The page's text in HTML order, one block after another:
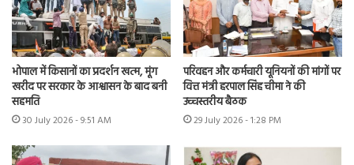
भोपाल में किसानों का प्रदर्शन खत्म, मूंग
खरीद पर सरकार के आश्वासन के बाद बनी
सहमति
30 July 2026 - 9:51 AM
परिवहन और कर्मचारी यूनियनों की मांगों पर
वित्त मंत्री हरपाल सिंह चीमा ने की
उच्चस्तरीय बैठक
29 July 2026 - 1:28 PM